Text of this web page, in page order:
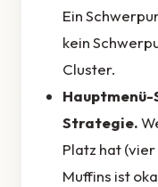
Ein
kein
Cluster.
Strategie.
Platz hat
Muffins ist